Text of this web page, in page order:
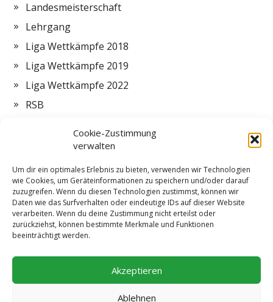
Cookie-Zustimmung
verwalten
Um dir ein optimales Erlebnis zu bieten, verwenden wir Technologien
wie Cookies, um Geräteinformationen zu speichern und/oder darauf
zuzugreifen. Wenn du diesen Technologien zustimmst, können wir
Daten wie das Surfverhalten oder eindeutige IDs auf dieser Website
verarbeiten. Wenn du deine Zustimmung nicht erteilst oder
zurückziehst, können bestimmte Merkmale und Funktionen
beeinträchtigt werden.
Akzeptieren
Ablehnen
Landesmeisterschaft
Lehrgang
Liga Wettkämpfe 2018
Liga Wettkämpfe 2019
Liga Wettkämpfe 2022
RSB
Zeltlager
ZMI
Cookie-Richtlinie (EU)